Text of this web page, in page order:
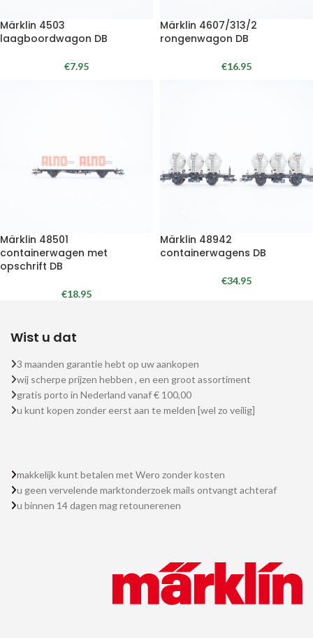
Märklin 4503
laagboordwagon DB
€7.95
Märklin 4607/313/2
rongenwagon DB
€16.95
Märklin 48501
containerwagen met
opschrift DB
€18.95
Märklin 48942
containerwagens DB
€34.95
Wist u dat
3 maanden garantie hebt op uw aankopen
wij scherpe prijzen hebben , en een groot assortiment
gratis porto in Nederland vanaf € 100,00
u kunt kopen zonder eerst aan te melden [wel zo veilig]
makkelijk kunt betalen met Wero zonder kosten
u geen vervelende marktonderzoek mails ontvangt achteraf
u binnen 14 dagen mag retounerenen